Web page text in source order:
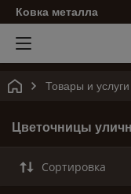
Ковка металла
Товары и услуги
Цветочницы
Сортировка